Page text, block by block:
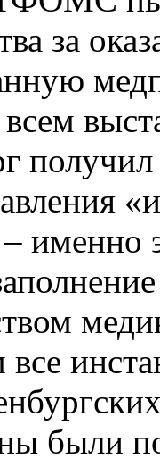
за
получил
именно
все
были